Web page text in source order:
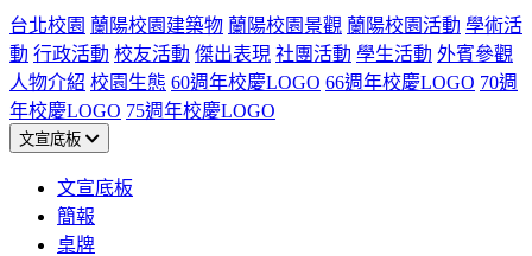
台北校園 蘭陽校園建築物 蘭陽校園景觀 蘭陽校園活動 學術活
動 行政活動 校友活動 傑出表現 社團活動 學生活動 外賓參觀
人物介紹 校園生態 60週年校慶LOGO 66週年校慶LOGO 70週
年校慶LOGO 75週年校慶LOGO
文宣底板
文宣底板
簡報
桌牌